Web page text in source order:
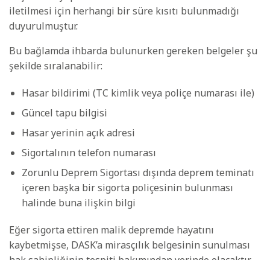
iletilmesi için herhangi bir süre kısıtı bulunmadığı
duyurulmuştur.
Bu bağlamda ihbarda bulunurken gereken belgeler şu
şekilde sıralanabilir:
Hasar bildirimi (TC kimlik veya poliçe numarası ile)
Güncel tapu bilgisi
Hasar yerinin açık adresi
Sigortalının telefon numarası
Zorunlu Deprem Sigortası dışında deprem teminatı
içeren başka bir sigorta poliçesinin bulunması
halinde buna ilişkin bilgi
Eğer sigorta ettiren malik depremde hayatını
kaybetmişse, DASK’a mirasçılık belgesinin sunulması